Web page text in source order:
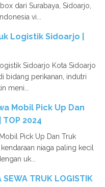
dari Surabaya, Sidoarjo,
vi...
Logistik Sidoarjo |
Sidoarjo Kota Sidoarjo
bidang perikanan, indutri
meni...
Mobil Pick Up Dan
2024
Pick Up Dan Truk
niaga paling kecil
uk...
SEWA TRUK LOGISTIK